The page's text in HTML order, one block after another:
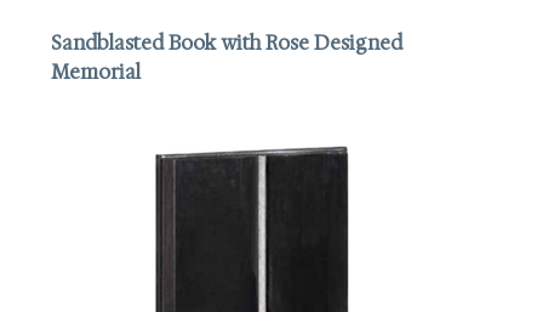
Sandblasted Book with Rose Designed
Memorial